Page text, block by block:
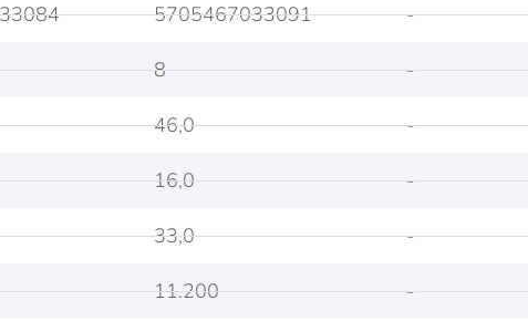
5705467033091
8
46,0
16,0
33,0
11.200
-
-
-
-
-
-